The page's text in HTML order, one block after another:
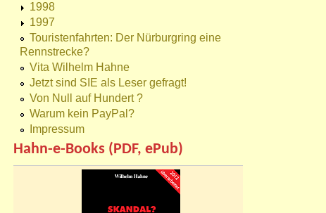
1998
1997
Touristenfahrten: Der Nürburgring eine
Rennstrecke?
Vita Wilhelm Hahne
Jetzt sind SIE als Leser gefragt!
Von Null auf Hundert ?
Warum kein PayPal?
Impressum
Hahn-e-Books (PDF, ePub)